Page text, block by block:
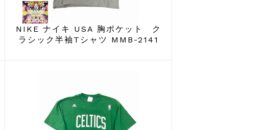
NIKE ナイキ USA 胸ポケット ク
ラシック半袖Tシャツ MMB-2141